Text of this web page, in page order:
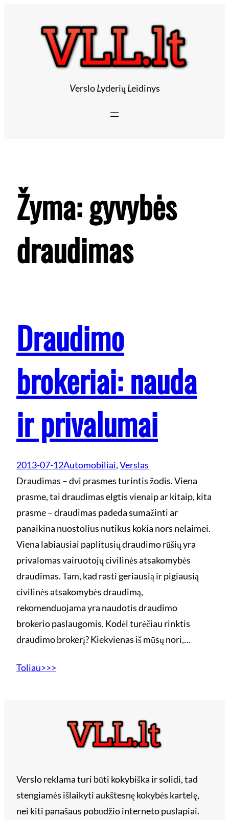
VersloLyderių Leidinys
Žyma:gyvybės
draudimas
Draudimo
brokeriai: nauda
ir privalumai
2013-07-12Automobiliai, Verslas
Draudimas – dvi prasmes turintis žodis. Viena
prasme, tai draudimas elgtis vienaip ar kitaip, kita
prasme – draudimas padeda sumažinti ar
panaikina nuostolius nutikus kokia nors nelaimei.
Viena labiausiai paplitusių draudimo rūšių yra
privalomas vairuotojų civilinės atsakomybės
draudimas. Tam, kad rasti geriausią ir pigiausią
civilinės atsakomybės draudimą,
rekomenduojama yra naudotis draudimo
brokerio paslaugomis. Kodėl turėčiau rinktis
draudimo brokerį? Kiekvienas iš mūsų nori,…
Toliau>>>
Verslo reklama turi būti kokybiška ir solidi, tad
stengiamės išlaikyti aukštesnę kokybės kartelę,
nei kiti panašaus pobūdžio interneto puslapiai.